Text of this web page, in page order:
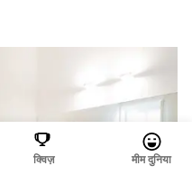
क्विज़ मीम दुनिया